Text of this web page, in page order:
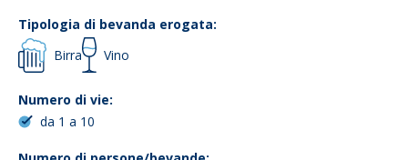
Tipologia di bevanda erogata:
Birra
Vino
Numero di vie:
da 1 a 10